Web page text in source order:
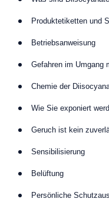
Produktetiketten und
Betriebsanweisung
Gefahren im Umgang
Chemie der
Wie Sie exponiert
Geruch ist kein
Sensibilisierung
Belüftung
Persönliche